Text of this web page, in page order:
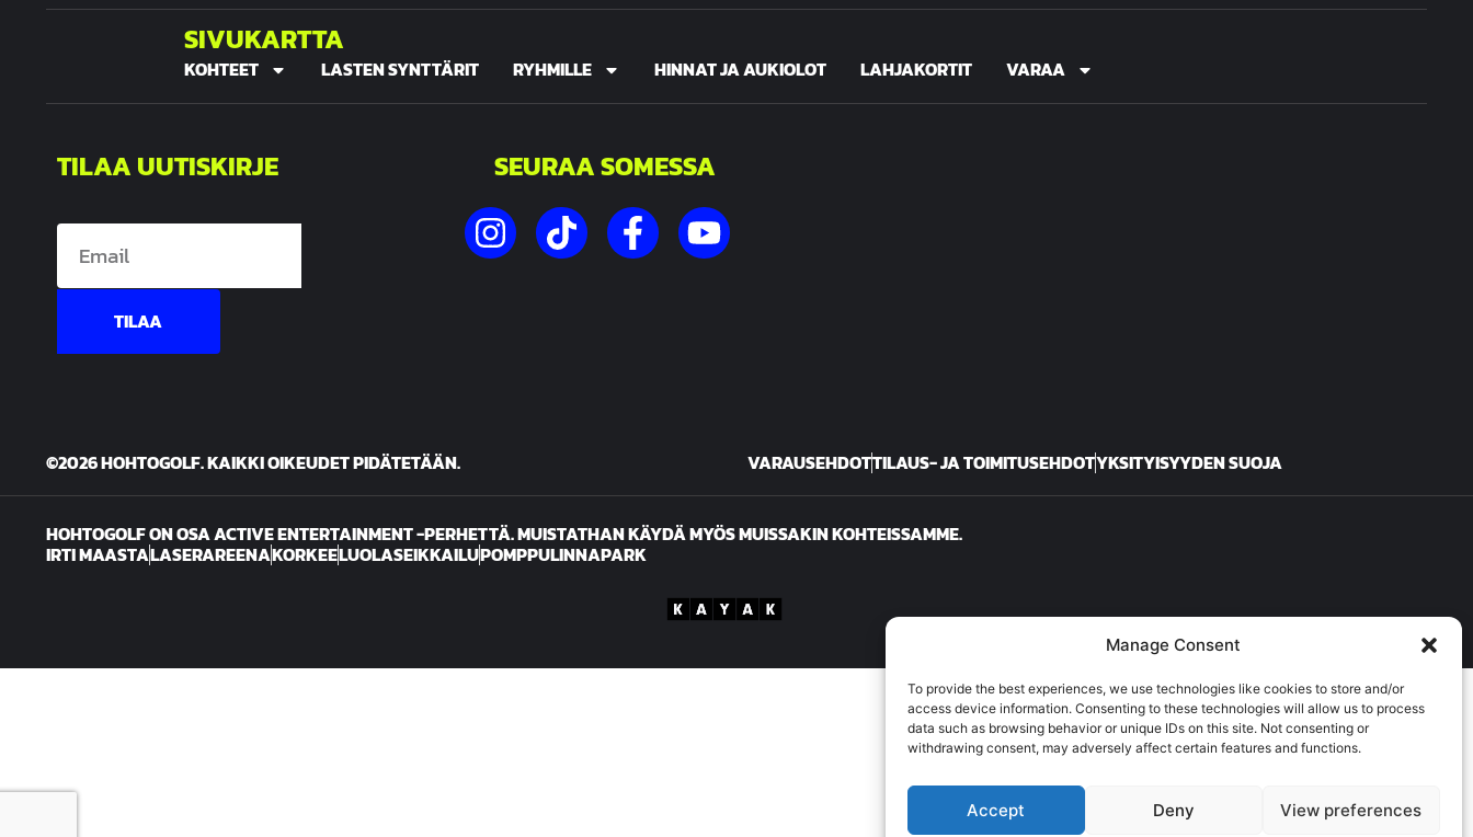
Manage Consent
To provide the best experiences, we use technologies like cookies to store and/or
access device information. Consenting to these technologies will allow us to process
data such as browsing behavior or unique IDs on this site. Not consenting or
withdrawing consent, may adversely affect certain features and functions.
Accept Deny View preferences
SIVUKARTTA
KOHTEET LASTEN SYNTTÄRIT RYHMILLE HINNAT JA AUKIOLOT LAHJAKORTIT VARAA
TILAA UUTISKIRJE
TILAA
SEURAA SOMESSA
©2026 HOHTOGOLF.KAIKKI OIKEUDET PIDÄTETÄÄN. VARAUSEHDOTTILAUS- JA TOIMITUSEHDOTYKSITYISYYDEN SUOJA
HOHTOGOLF ON OSA ACTIVE ENTERTAINMENT -PERHETTÄ. MUISTATHAN KÄYDÄ MYÖS MUISSAKIN KOHTEISSAMME.
IRTI MAASTALASERAREENAKORKEELUOLASEIKKAILUPOMPPULINNAPARK